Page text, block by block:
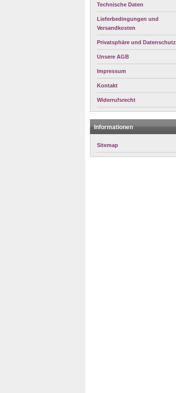
Technische Daten
Lieferbedingungen und
Versandkosten
Privatsphäre und Datenschutz
Unsere AGB
Impressum
Kontakt
Widerrufsrecht
Informationen
Sitemap